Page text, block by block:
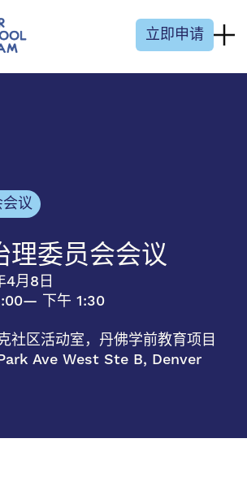
立即申请
议
理委员会会议
4月8日
— 下午 1:30
社区活动室，丹佛学前教育项目
Ave West Ste B, Denver